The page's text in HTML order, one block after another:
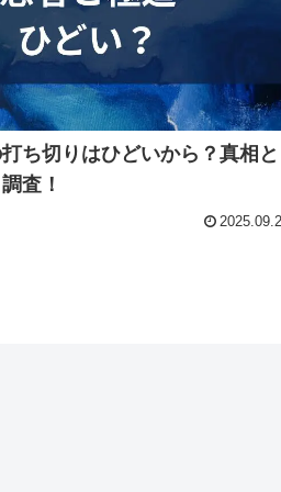
ち切りはひどいから？真相と
査！